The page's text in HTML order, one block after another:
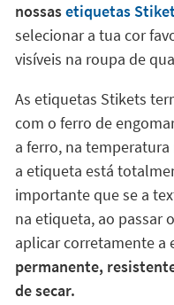
nossasetiquetas
selecionar a tua cor
visíveis na roupa de
As etiquetas Stikets
com o ferro de
a ferro, na
a etiqueta está
importante que se a
na etiqueta, ao passar
aplicar corretamente a
permanente,
de secar.